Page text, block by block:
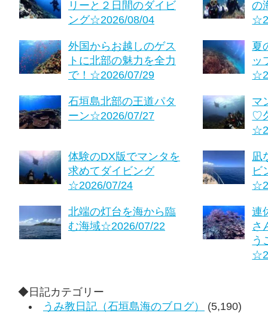
リーと２日間のダイビ
ング☆2026/08/04
の
外国からお越しのゲス
トに北部の魅力を全力
で！☆2026/07/29
夏
ッ
石垣島北部の王道パタ
ーン☆2026/07/27
マ
♡
体験のDX版でマンタを
求めてダイビング
☆2026/07/24
凪
ビ
北端の灯台を海から臨
む海域☆2026/07/22
連
さ
う
◆日記カテゴリー
うみ教日記（石垣島海のブログ）
(5,190)